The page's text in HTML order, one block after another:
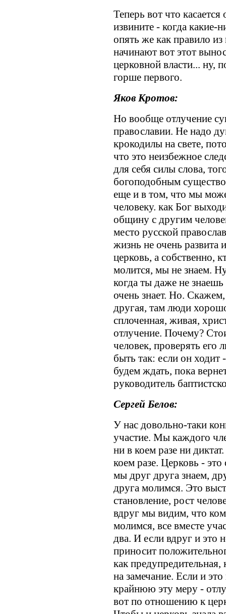
Теперь вот что
извините - когда
опять же как правило
начинают вот этот
церковной власти... ну,
горше первого.
Яков Кротов:
Но вообще отлучение
православии. Не надо
крокодилы на свете,
что это неизбежное
для себя силы слова,
богоподобным
еще и в том, что мы
человеку. как Бог
общину с другим
место русской
жизнь не очень развита
церковь, а собственно,
молится, мы не знаем.
когда ты даже не
очень знает. Но.
другая, там люди
сплоченная, живая,
отлучение. Почему?
человек, проверять
быть так: если он ходит
будем ждать, пока
руководитель
Сергей Белов:
У нас довольно-таки
участие. Мы каждого
ни в коем разе ни
коем разе. Церковь -
мы друг друга знаем,
друга молимся. Это
становление, рост
вдруг мы видим, что
молимся, все вместе
два. И если вдруг и это
приносит
как предупредительная,
на замечание. Если и
крайнюю эту меру -
вот по отношению к